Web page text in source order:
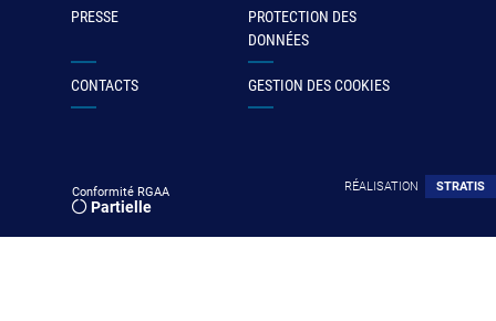
PRESSE
PROTECTION DES
DONNÉES
CONTACTS GESTION DES COOKIES
Conformité RGAA
Partielle
RÉALISATION STRATIS